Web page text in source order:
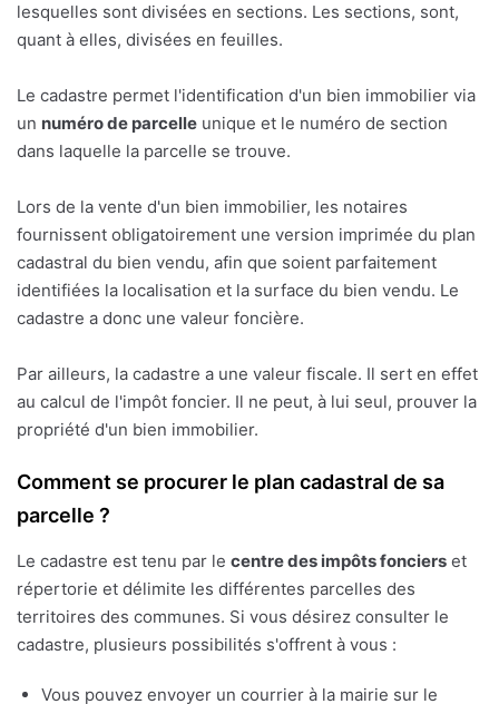
lesquelles sont divisées en sections. Les sections, sont,
quant à elles, divisées en feuilles.
Le cadastre permet l'identification d'un bien immobilier via
un numéro de parcelle unique et le numéro de section
dans laquelle la parcelle se trouve.
Lors de la vente d'un bien immobilier, les notaires
fournissent obligatoirement une version imprimée du plan
cadastral du bien vendu, afin que soient parfaitement
identifiées la localisation et la surface du bien vendu. Le
cadastre a donc une valeur foncière.
Par ailleurs, la cadastre a une valeur fiscale. Il sert en effet
au calcul de l'impôt foncier. Il ne peut, à lui seul, prouver la
propriété d'un bien immobilier.
Comment se procurer le plan cadastral de sa
parcelle ?
Le cadastre est tenu par le centre des impôts fonciers et
répertorie et délimite les différentes parcelles des
territoires des communes. Si vous désirez consulter le
cadastre, plusieurs possibilités s'offrent à vous :
Vous pouvez envoyer un courrier à la mairie sur le